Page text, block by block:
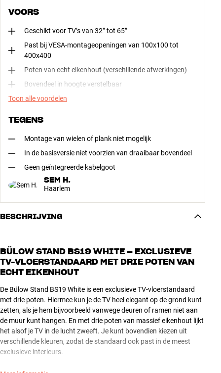
VOORS
Geschikt voor TV’s van 32” tot 65”
Past bij VESA-montageopeningen van 100x100 tot
400x400
Poten van echt eikenhout (verschillende afwerkingen)
Bovendeel in hoogte verstelbaar
Toon alle voordelen
TEGENS
Montage van wielen of plank niet mogelijk
In de basisversie niet voorzien van draaibaar bovendeel
Geen geïntegreerde kabelgoot
SEM H.
Haarlem
BESCHRIJVING
BÜLOW STAND BS19 WHITE – EXCLUSIEVE
TV-VLOERSTANDAARD MET DRIE POTEN VAN
ECHT EIKENHOUT
De Bülow Stand BS19 White is een exclusieve TV-vloerstandaard
met drie poten. Hiermee kun je de TV heel elegant op de grond kunt
zetten, als je hem bijvoorbeeld vanwege deuren of ramen niet aan
de muur kunt hangen. En met drie poten van massief eikenhout lijkt
het alsof je TV in de lucht zweeft. Je kunt bovendien kiezen uit
verschillende kleuren, zodat de standaard ook past in de meest
exclusieve interieurs.